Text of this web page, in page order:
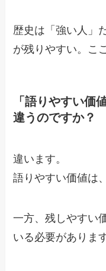
歴史は「強い人」
が残りやすい。こ
「語りやすい価
違うのですか？
違います。
語りやすい価値は
一方、残しやすい
いる必要があります